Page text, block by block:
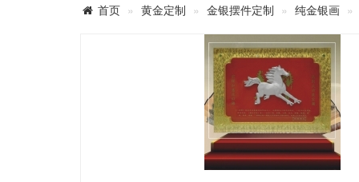
首页 黄金定制 金银摆件定制 纯金银画